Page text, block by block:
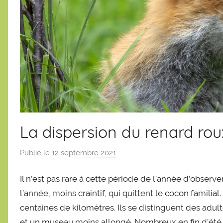
La dispersion du renard
Publié le 12 septembre 2021
r
S
é
Il n’est pas rare à cette période de l’année
l’année, moins craintif, qui quittent le cocon
centaines de kilomètres. Ils se distinguent des